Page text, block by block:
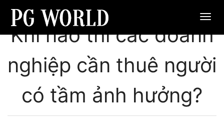
Khi nào thì các doanh
nghiệp cần thuê người
có tầm ảnh hưởng?